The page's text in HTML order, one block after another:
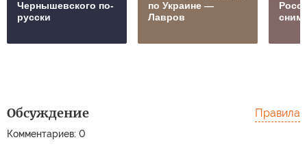
Чернышевского по-
русски
по Украине —
Лавров
Забыли, кто вас
оккупировал?
Обсуждение
Комментариев: 0
Правила